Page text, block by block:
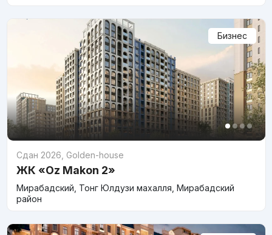
Бизнес
Сдан 2026 Golden-house
ЖК «Oz Makon 2»
Мирабадский, Тонг Юлдузи махалля, Мирабадский
район